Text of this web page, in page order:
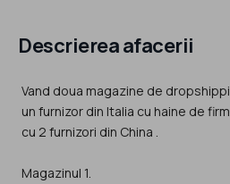
Descrierea afacerii
Vand doua magazine de
un furnizor din Italia cu haine de
cu 2 furnizori din China .
Magazinul 1.